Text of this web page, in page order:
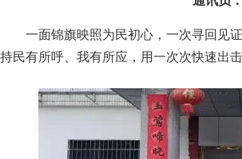
一面锦旗映照为民初心，一次寻回见
持民有所呼、我有所应，用一次次快速出